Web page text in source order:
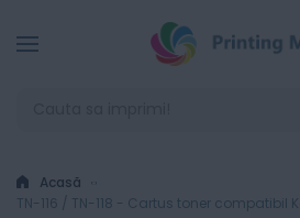
Acasă
TN-116 / TN-118 - Cartus toner compatibil